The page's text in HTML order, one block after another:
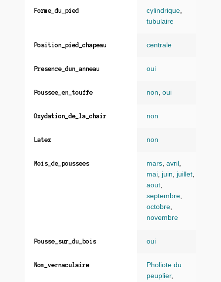
Forme_du_pied cylindrique
tubulaire
Position_pied_chapeau centrale
Presence_dun_anneau oui
Poussee_en_touffe non oui
Oxydation_de_la_chair non
Latex non
Mois_de_poussees mars avril
mai juin juillet
aout
septembre
octobre
novembre
Pousse_sur_du_bois oui
Nom_vernaculaire
Pholiote du
peuplier,